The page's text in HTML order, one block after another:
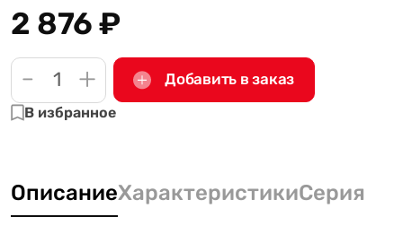
2 876₽
- + Добавить в заказ
В избранное
ОписаниеХарактеристикиСерия